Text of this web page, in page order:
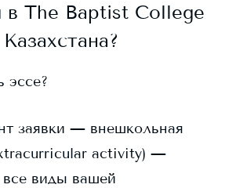
в The Baptist College
эссе?
заявки — внешкольная
activity) —
все виды вашей